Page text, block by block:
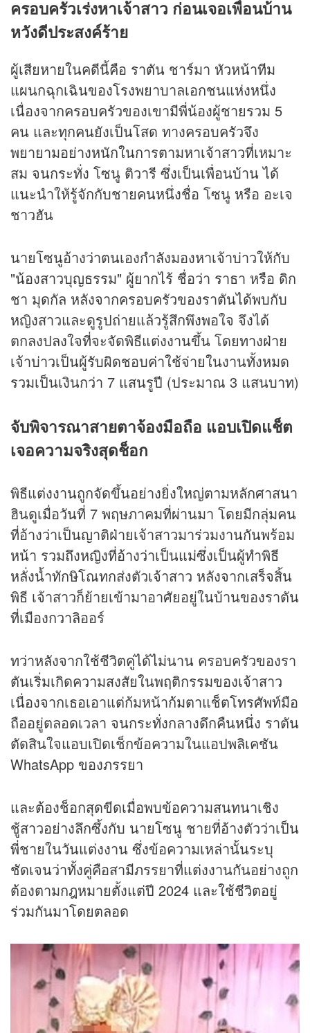
ครอบครัวเร่งหาเจ้าสาว ก่อนเจอเพื่อนบ้าน
หวังดีประสงค์ร้าย
ผู้เสียหายในคดีนี้คือ ราตัน ชาร์มา หัวหน้าทีม
แผนกฉุกเฉินของโรงพยาบาลเอกชนแห่งหนึ่ง
เนื่องจากครอบครัวของเขามีพี่น้องผู้ชายรวม 5
คน และทุกคนยังเป็นโสด ทางครอบครัวจึง
พยายามอย่างหนักในการตามหาเจ้าสาวที่เหมาะ
สม จนกระทั่ง โซนู ติวารี ซึ่งเป็นเพื่อนบ้าน ได้
แนะนำให้รู้จักกับชายคนหนึ่งชื่อ โซนู หรือ อะเจ
ชาวฮัน
นายโซนูอ้างว่าตนเองกำลังมองหาเจ้าบ่าวให้กับ
"น้องสาวบุญธรรม" ผู้ยากไร้ ชื่อว่า ราธา หรือ ดิก
ชา มุดกัล หลังจากครอบครัวของราตันได้พบกับ
หญิงสาวและดูรูปถ่ายแล้วรู้สึกพึงพอใจ จึงได้
ตกลงปลงใจที่จะจัดพิธีแต่งงานขึ้น โดยทางฝ่าย
เจ้าบ่าวเป็นผู้รับผิดชอบค่าใช้จ่ายในงานทั้งหมด
รวมเป็นเงินกว่า 7 แสนรูปี (ประมาณ 3 แสนบาท)
จับพิจารณาสายตาจ้องมือถือ แอบเปิดแช็ต
เจอความจริงสุดช็อก
พิธีแต่งงานถูกจัดขึ้นอย่างยิ่งใหญ่ตามหลักศาสนา
ฮินดูเมื่อวันที่ 7 พฤษภาคมที่ผ่านมา โดยมีกลุ่มคน
ที่อ้างว่าเป็นญาติฝ่ายเจ้าสาวมาร่วมงานกันพร้อม
หน้า รวมถึงหญิงที่อ้างว่าเป็นแม่ซึ่งเป็นผู้ทำพิธี
หลั่งน้ำทักษิโณทกส่งตัวเจ้าสาว หลังจากเสร็จสิ้น
พิธี เจ้าสาวก็ย้ายเข้ามาอาศัยอยู่ในบ้านของราตัน
ที่เมืองกวาลิออร์
ทว่าหลังจากใช้ชีวิตคู่ได้ไม่นาน ครอบครัวของรา
ตันเริ่มเกิดความสงสัยในพฤติกรรมของเจ้าสาว
เนื่องจากเธอเอาแต่ก้มหน้าก้มตาแช็ตโทรศัพท์มือ
ถืออยู่ตลอดเวลา จนกระทั่งกลางดึกคืนหนึ่ง ราตัน
ตัดสินใจแอบเปิดเช็กข้อความในแอปพลิเคชัน
WhatsApp ของภรรยา
และต้องช็อกสุดขีดเมื่อพบข้อความสนทนาเชิง
ชู้สาวอย่างลึกซึ้งกับ นายโซนู ชายที่อ้างตัวว่าเป็น
พี่ชายในวันแต่งงาน ซึ่งข้อความเหล่านั้นระบุ
ชัดเจนว่าทั้งคู่คือสามีภรรยาที่แต่งงานกันอย่างถูก
ต้องตามกฎหมายตั้งแต่ปี 2024 และใช้ชีวิตอยู่
ร่วมกันมาโดยตลอด